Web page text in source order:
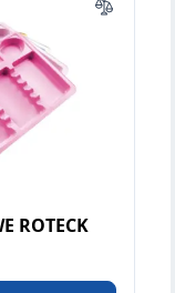
ROTECK